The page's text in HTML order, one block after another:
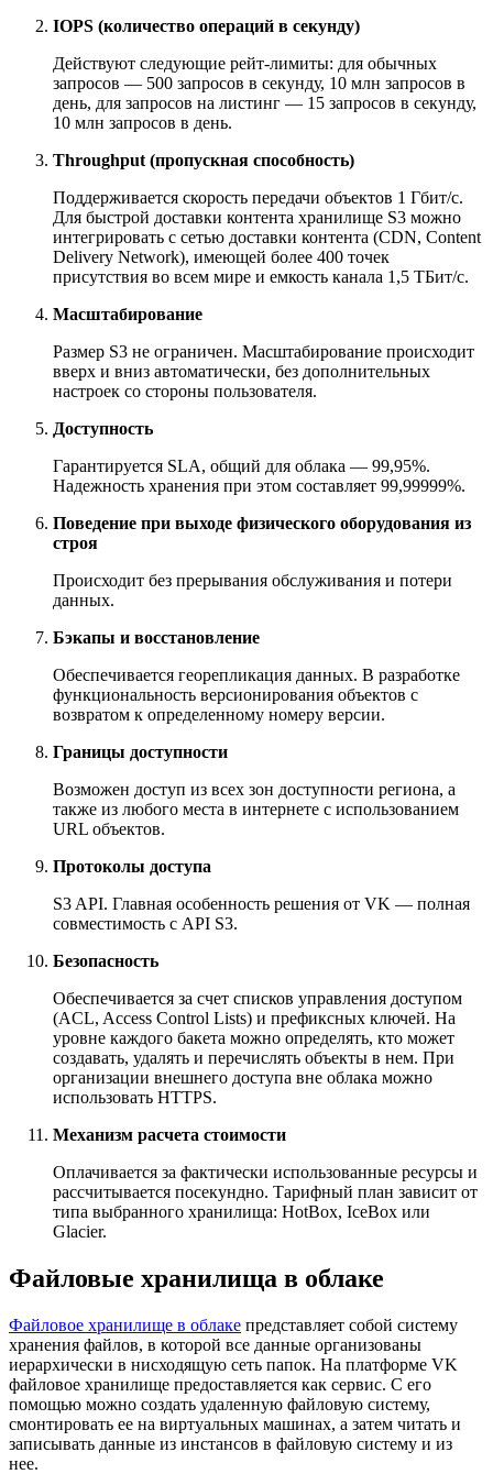
IOPS (количество операций в секунду)
Действуют следующие рейт-лимиты: для обычных
запросов — 500 запросов в секунду, 10 млн запросов в
день, для запросов на листинг — 15 запросов в секунду,
10 млн запросов в день.
Throughput (пропускная способность)
Поддерживается скорость передачи объектов 1 Гбит/с.
Для быстрой доставки контента хранилище S3 можно
интегрировать с сетью доставки контента (CDN, Content
Delivery Network), имеющей более 400 точек
присутствия во всем мире и емкость канала 1,5 ТБит/с.
Масштабирование
Размер S3 не ограничен. Масштабирование происходит
вверх и вниз автоматически, без дополнительных
настроек со стороны пользователя.
Доступность
Гарантируется SLA, общий для облака — 99,95%.
Надежность хранения при этом составляет 99,99999%.
Поведение при выходе физического оборудования из
строя
Происходит без прерывания обслуживания и потери
данных.
Бэкапы и восстановление
Обеспечивается георепликация данных. В разработке
функциональность версионирования объектов с
возвратом к определенному номеру версии.
Границы доступности
Возможен доступ из всех зон доступности региона, а
также из любого места в интернете с использованием
URL объектов.
Протоколы доступа
S3 API. Главная особенность решения от VK — полная
совместимость с API S3.
Безопасность
Обеспечивается за счет списков управления доступом
(ACL, Access Control Lists) и префиксных ключей. На
уровне каждого бакета можно определять, кто может
создавать, удалять и перечислять объекты в нем. При
организации внешнего доступа вне облака можно
использовать HTTPS.
Механизм расчета стоимости
Оплачивается за фактически использованные ресурсы и
рассчитывается посекундно. Тарифный план зависит от
типа выбранного хранилища: HotBox, IceBox или
Glacier.
Файловые хранилища в облаке
Файловое хранилище в облаке представляет собой систему
хранения файлов, в которой все данные организованы
иерархически в нисходящую сеть папок. На платформе VK
файловое хранилище предоставляется как сервис. С его
помощью можно создать удаленную файловую систему,
смонтировать ее на виртуальных машинах, а затем читать и
записывать данные из инстансов в файловую систему и из
нее.